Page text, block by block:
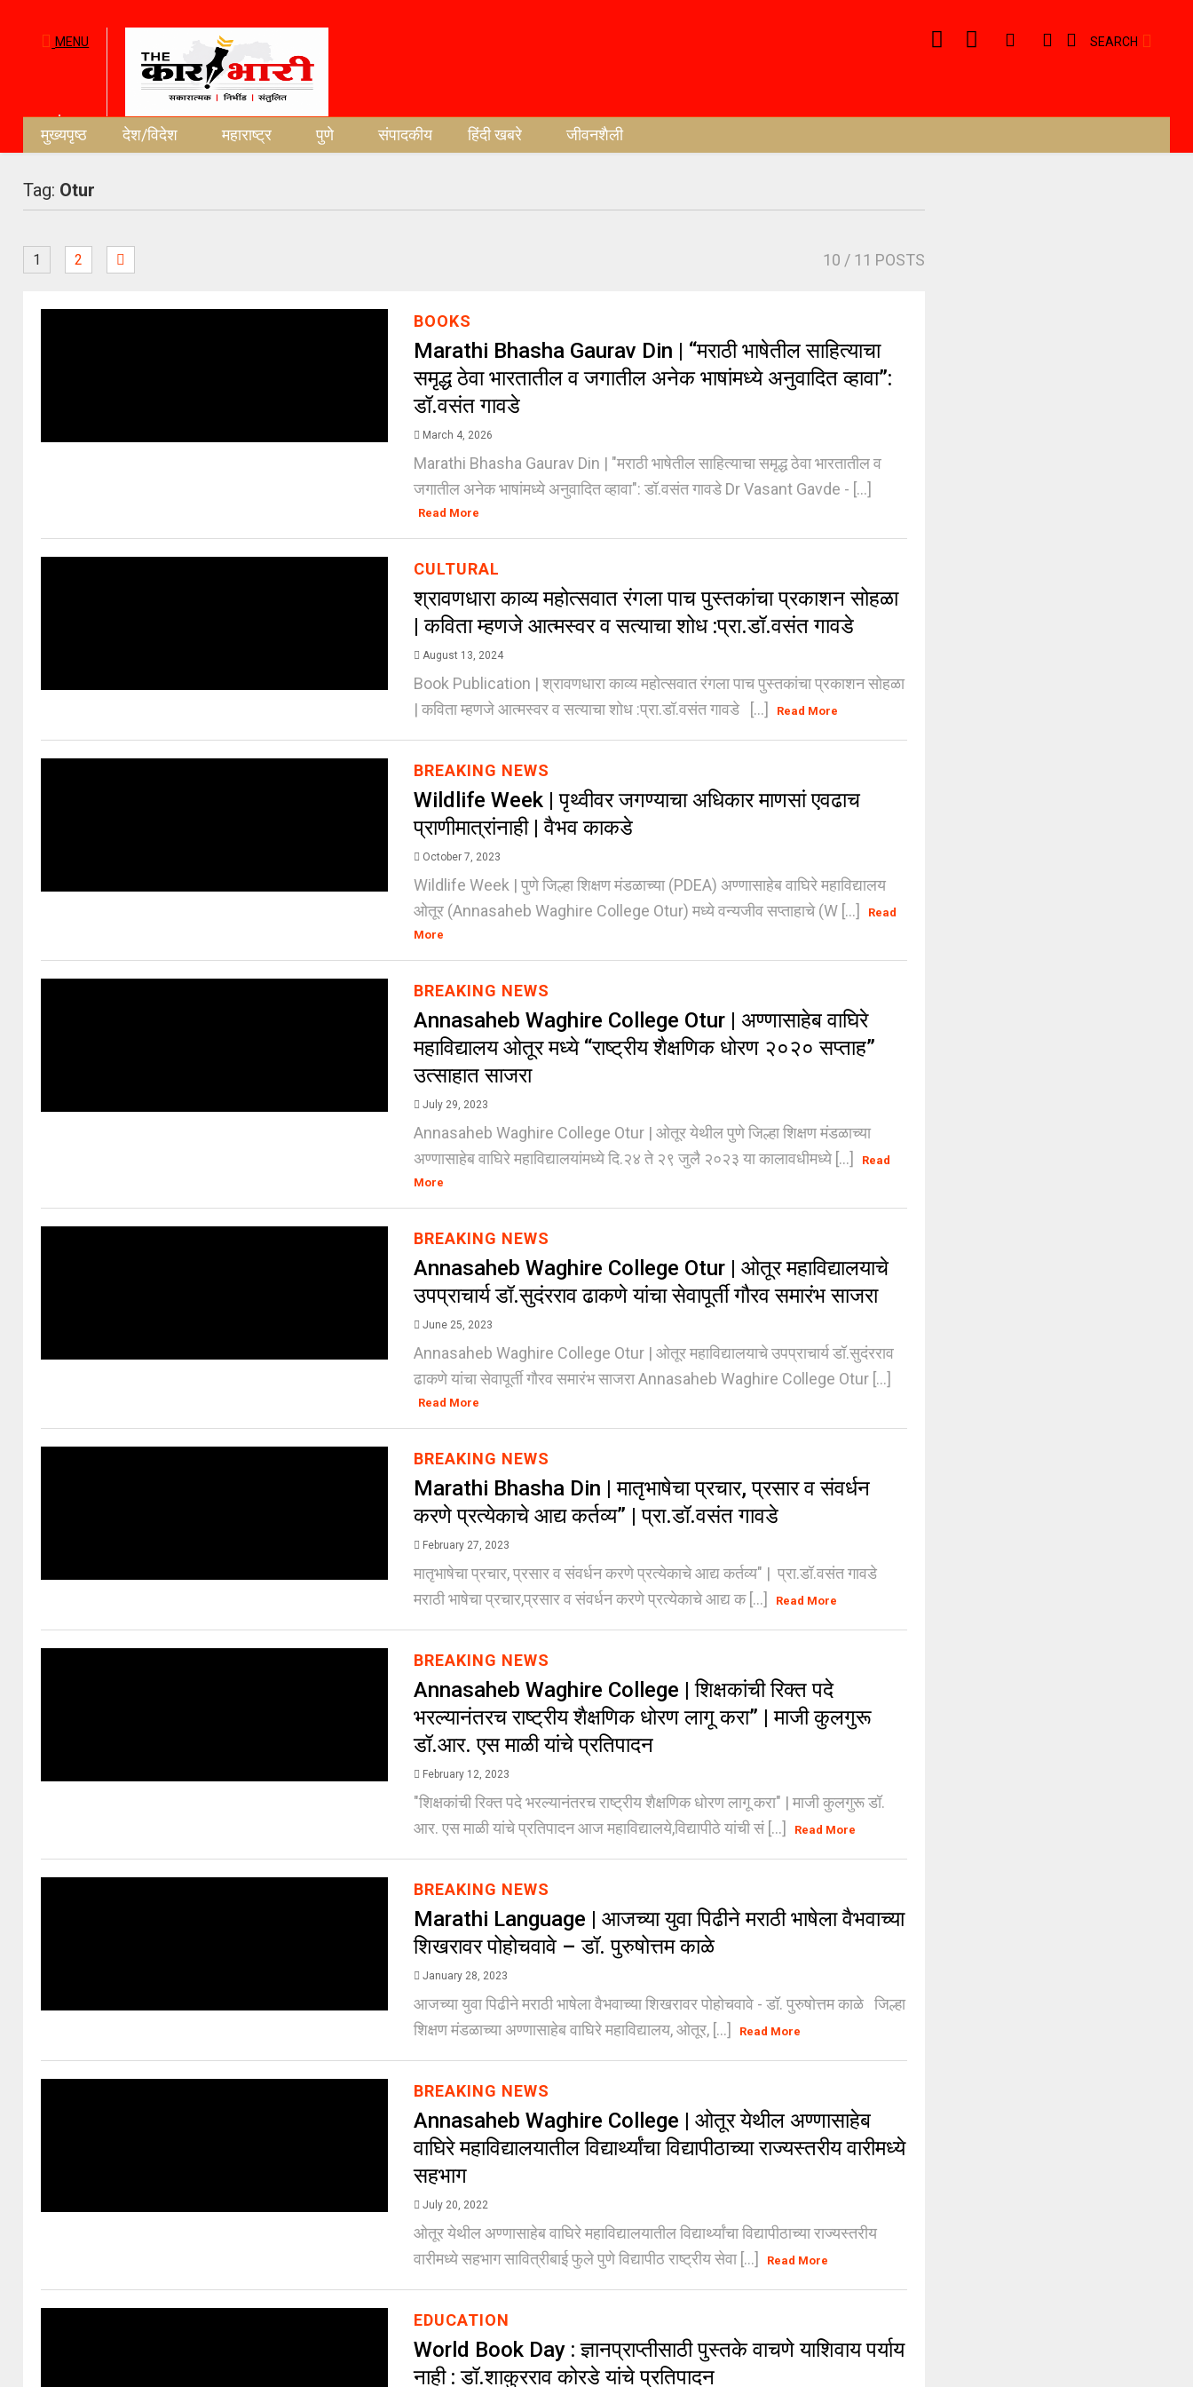
MENU SEARCH
मुख्यपृष्ठ देश/विदेश महाराष्ट्र पुणे संपादकीय हिंदी खबरे जीवनशैली
Tag: Otur
1 2 10 / 11 POSTS
BOOKS
Marathi Bhasha Gaurav Din | “मराठी भाषेतील साहित्याचा
समृद्ध ठेवा भारतातील व जगातील अनेक भाषांमध्ये अनुवादित व्हावा”:
डॉ.वसंत गावडे
March 4, 2026
Marathi Bhasha Gaurav Din | "मराठी भाषेतील साहित्याचा समृद्ध ठेवा भारतातील व
जगातील अनेक भाषांमध्ये अनुवादित व्हावा": डॉ.वसंत गावडे Dr Vasant Gavde - [...]
Read More
CULTURAL
श्रावणधारा काव्य महोत्सवात रंगला पाच पुस्तकांचा प्रकाशन सोहळा
| कविता म्हणजे आत्मस्वर व सत्याचा शोध :प्रा.डॉ.वसंत गावडे
August 13, 2024
Book Publication | श्रावणधारा काव्य महोत्सवात रंगला पाच पुस्तकांचा प्रकाशन सोहळा
| कविता म्हणजे आत्मस्वर व सत्याचा शोध :प्रा.डॉ.वसंत गावडे [...]
Read More
BREAKING NEWS
Wildlife Week | पृथ्वीवर जगण्याचा अधिकार माणसां एवढाच
प्राणीमात्रांनाही | वैभव काकडे
October 7, 2023
Wildlife Week | पुणे जिल्हा शिक्षण मंडळाच्या (PDEA) अण्णासाहेब वाघिरे महाविद्यालय
ओतूर (Annasaheb Waghire College Otur) मध्ये वन्यजीव सप्ताहाचे (W [...]
Read
More
BREAKING NEWS
Annasaheb Waghire College Otur | अण्णासाहेब वाघिरे
महाविद्यालय ओतूर मध्ये “राष्ट्रीय शैक्षणिक धोरण २०२० सप्ताह”
उत्साहात साजरा
July 29, 2023
Annasaheb Waghire College Otur | ओतूर येथील पुणे जिल्हा शिक्षण मंडळाच्या
अण्णासाहेब वाघिरे महाविद्यालयांमध्ये दि.२४ ते २९ जुलै २०२३ या कालावधीमध्ये [...]
Read
More
BREAKING NEWS
Annasaheb Waghire College Otur | ओतूर महाविद्यालयाचे
उपप्राचार्य डॉ.सुदंरराव ढाकणे यांचा सेवापूर्ती गौरव समारंभ साजरा
June 25, 2023
Annasaheb Waghire College Otur | ओतूर महाविद्यालयाचे उपप्राचार्य डॉ.सुदंरराव
ढाकणे यांचा सेवापूर्ती गौरव समारंभ साजरा Annasaheb Waghire College Otur [...]
Read More
BREAKING NEWS
Marathi Bhasha Din | मातृभाषेचा प्रचार, प्रसार व संवर्धन
करणे प्रत्येकाचे आद्य कर्तव्य” | प्रा.डॉ.वसंत गावडे
February 27, 2023
मातृभाषेचा प्रचार, प्रसार व संवर्धन करणे प्रत्येकाचे आद्य कर्तव्य" | प्रा.डॉ.वसंत गावडे
मराठी भाषेचा प्रचार,प्रसार व संवर्धन करणे प्रत्येकाचे आद्य क [...]
Read More
BREAKING NEWS
Annasaheb Waghire College | शिक्षकांची रिक्त पदे
भरल्यानंतरच राष्ट्रीय शैक्षणिक धोरण लागू करा” | माजी कुलगुरू
डॉ.आर. एस माळी यांचे प्रतिपादन
February 12, 2023
"शिक्षकांची रिक्त पदे भरल्यानंतरच राष्ट्रीय शैक्षणिक धोरण लागू करा" | माजी कुलगुरू डॉ.
आर. एस माळी यांचे प्रतिपादन आज महाविद्यालये,विद्यापीठे यांची सं [...]
Read More
BREAKING NEWS
Marathi Language | आजच्या युवा पिढीने मराठी भाषेला वैभवाच्या
शिखरावर पोहोचवावे – डॉ. पुरुषोत्तम काळे
January 28, 2023
आजच्या युवा पिढीने मराठी भाषेला वैभवाच्या शिखरावर पोहोचवावे - डॉ. पुरुषोत्तम काळे जिल्हा
शिक्षण मंडळाच्या अण्णासाहेब वाघिरे महाविद्यालय, ओतूर, [...]
Read More
BREAKING NEWS
Annasaheb Waghire College | ओतूर येथील अण्णासाहेब
वाघिरे महाविद्यालयातील विद्यार्थ्यांचा विद्यापीठाच्या राज्यस्तरीय वारीमध्ये
सहभाग
July 20, 2022
ओतूर येथील अण्णासाहेब वाघिरे महाविद्यालयातील विद्यार्थ्यांचा विद्यापीठाच्या राज्यस्तरीय
वारीमध्ये सहभाग सावित्रीबाई फुले पुणे विद्यापीठ राष्ट्रीय सेवा [...]
Read More
EDUCATION
World Book Day : ज्ञानप्राप्तीसाठी पुस्तके वाचणे याशिवाय पर्याय
नाही : डॉ.शाकुरराव कोरडे यांचे प्रतिपादन